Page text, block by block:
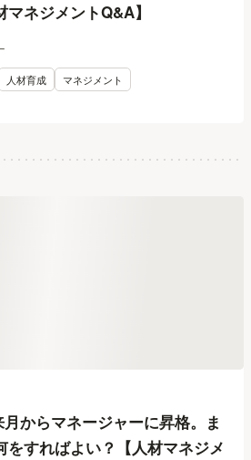
マネジメントQ&A】
人材育成 マネジメント
からマネージャーに昇格。ま
をすればよい？【人材マネジメ